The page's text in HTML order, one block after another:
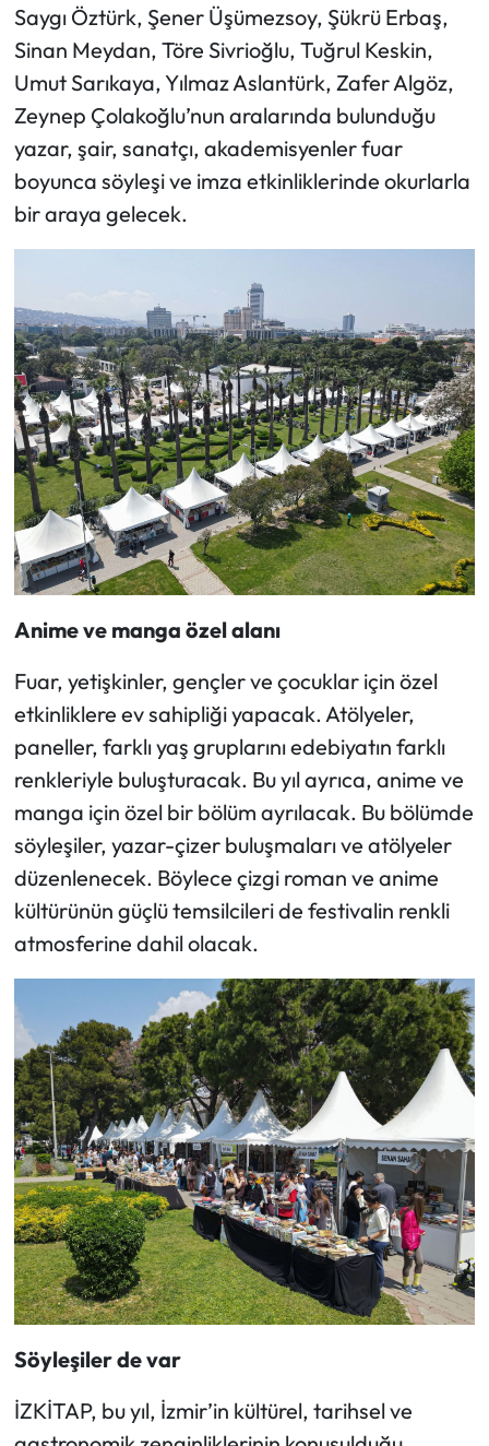
Saygı Öztürk, Şener Üşümezsoy, Şükrü Erbaş,
Sinan Meydan, Töre Sivrioğlu, Tuğrul Keskin,
Umut Sarıkaya, Yılmaz Aslantürk, Zafer Algöz,
Zeynep Çolakoğlu’nun aralarında bulunduğu
yazar, şair, sanatçı, akademisyenler fuar
boyunca söyleşi ve imza etkinliklerinde okurlarla
bir araya gelecek.
Anime ve manga özel alanı
Fuar, yetişkinler, gençler ve çocuklar için özel
etkinliklere ev sahipliği yapacak. Atölyeler,
paneller, farklı yaş gruplarını edebiyatın farklı
renkleriyle buluşturacak. Bu yıl ayrıca, anime ve
manga için özel bir bölüm ayrılacak. Bu bölümde
söyleşiler, yazar-çizer buluşmaları ve atölyeler
düzenlenecek. Böylece çizgi roman ve anime
kültürünün güçlü temsilcileri de festivalin renkli
atmosferine dahil olacak.
Söyleşiler de var
İZKİTAP, bu yıl, İzmir’in kültürel, tarihsel ve